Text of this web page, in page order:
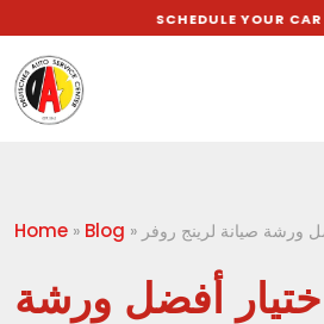
SCHEDULE YOUR CAR
Home » Blog » ورشة صيانة لرينج روفر
أفضل ورشة